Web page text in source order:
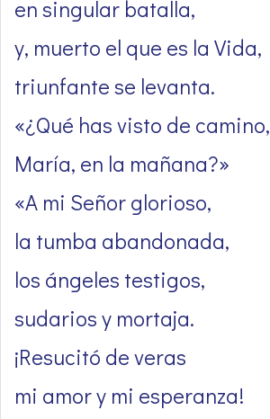
en singular batalla,
y, muerto el que es la Vida,
triunfante se levanta.
«¿Qué has visto de camino,
María, en la mañana?»
«A mi Señor glorioso,
la tumba abandonada,
los ángeles testigos,
sudarios y mortaja.
¡Resucitó de veras
mi amor y mi esperanza!